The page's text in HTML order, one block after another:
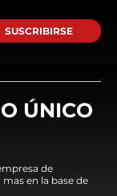
SUSCRIBIRSE
ÚNICO
de
en la base de